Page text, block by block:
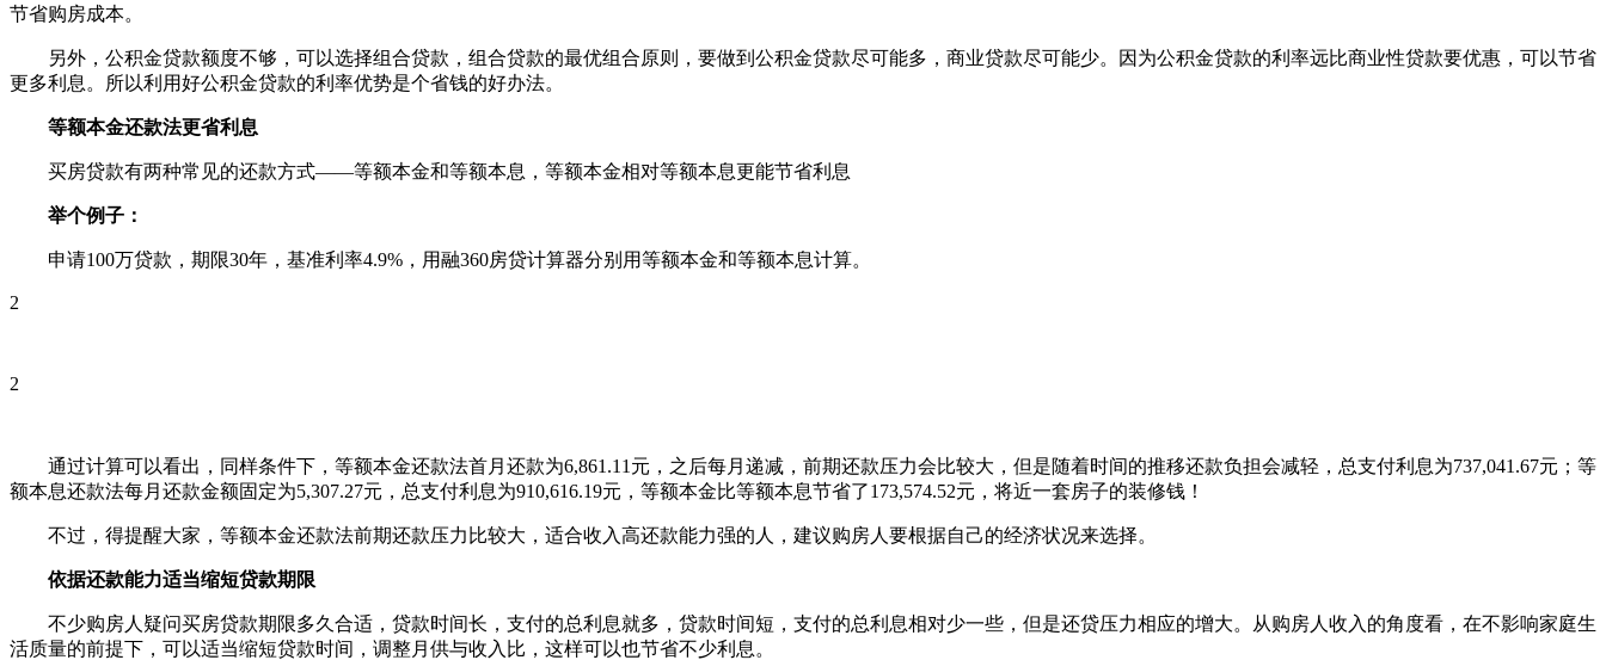
节省购房成本。
另外，公积金贷款额度不够，可以选择组合贷款，组合贷款的最优组合原则，要做到公积金贷款尽可能多，商业贷款尽可能少。因为公积金贷款的利率远比商业性贷款要优惠，可以节省
更多利息。所以利用好公积金贷款的利率优势是个省钱的好办法。
等额本金还款法更省利息
买房贷款有两种常见的还款方式——等额本金和等额本息，等额本金相对等额本息更能节省利息
举个例子：
申请100万贷款，期限30年，基准利率4.9%，用融360房贷计算器分别用等额本金和等额本息计算。
2
2
通过计算可以看出，同样条件下，等额本金还款法首月还款为6,861.11元，之后每月递减，前期还款压力会比较大，但是随着时间的推移还款负担会减轻，总支付利息为737,041.67元；等
额本息还款法每月还款金额固定为5,307.27元，总支付利息为910,616.19元，等额本金比等额本息节省了173,574.52元，将近一套房子的装修钱！
不过，得提醒大家，等额本金还款法前期还款压力比较大，适合收入高还款能力强的人，建议购房人要根据自己的经济状况来选择。
依据还款能力适当缩短贷款期限
不少购房人疑问买房贷款期限多久合适，贷款时间长，支付的总利息就多，贷款时间短，支付的总利息相对少一些，但是还贷压力相应的增大。从购房人收入的角度看，在不影响家庭生
活质量的前提下，可以适当缩短贷款时间，调整月供与收入比，这样可以也节省不少利息。